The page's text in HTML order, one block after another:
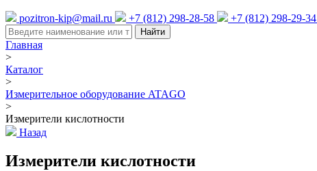
pozitron-kip@mail.ru +7 (812) 298-28-58 +7 (812) 298-29-34
Найти
Главная
>
Каталог
>
Измерительное оборудование ATAGO
>
Измерители кислотности
Назад
Измерители кислотности